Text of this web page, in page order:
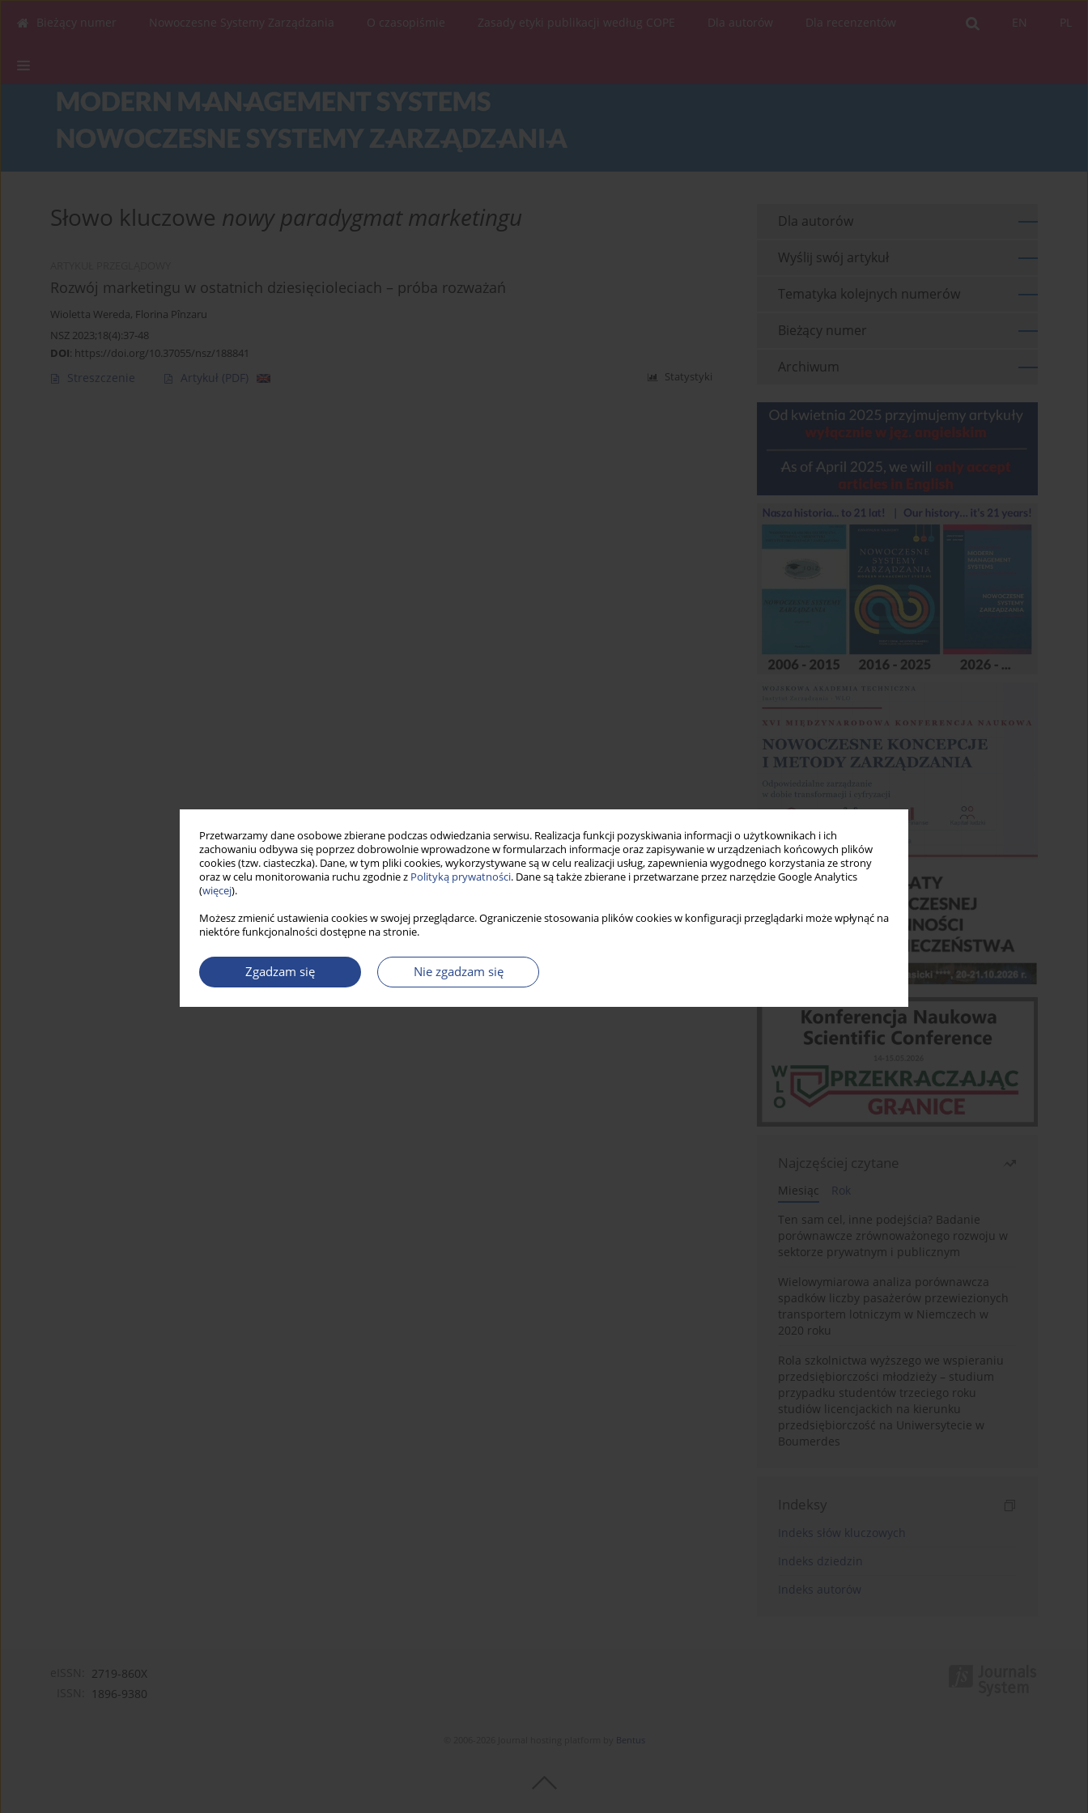
Przetwarzamy dane osobowe zbierane podczas odwiedzania serwisu. Realizacja funkcji pozyskiwania informacji o użytkownikach i ich
zachowaniu odbywa się poprzez dobrowolnie wprowadzone w formularzach informacje oraz zapisywanie w urządzeniach końcowych plików
cookies (tzw. ciasteczka). Dane, w tym pliki cookies, wykorzystywane są w celu realizacji usług, zapewnienia wygodnego korzystania ze strony
oraz w celu monitorowania ruchu zgodnie z Polityką prywatności. Dane są także zbierane i przetwarzane przez narzędzie Google Analytics
(więcej).
Możesz zmienić ustawienia cookies w swojej przeglądarce. Ograniczenie stosowania plików cookies w konfiguracji przeglądarki może wpłynąć na
niektóre funkcjonalności dostępne na stronie.
Zgadzam się Nie zgadzam się
PL
EN
Bieżący numer Nowoczesne Systemy Zarządzania O czasopiśmie Zasady etyki publikacji według COPE Dla autorów Dla recenzentów
Słowo kluczowe nowy paradygmat marketingu
Rozwój marketingu w ostatnich dziesięcioleciach – próba rozważań
Wioletta Wereda, Florina Pînzaru
NSZ 2023;18(4):37-48
DOI: https://doi.org/10.37055/nsz/188841
Streszczenie Artykuł (PDF) Statystyki
Dla autorów
Wyślij swój artykuł
Tematyka kolejnych numerów
Bieżący numer
Archiwum
Najczęściej czytane
Miesiąc
Rok
Ten sam cel, inne podejścia? Badanie
porównawcze zrównoważonego rozwoju w
sektorze prywatnym i publicznym
Wielowymiarowa analiza porównawcza
spadków liczby pasażerów przewiezionych
transportem lotniczym w Niemczech w
2020 roku
Rola szkolnictwa wyższego we wspieraniu
przedsiębiorczości młodzieży – studium
przypadku studentów trzeciego roku
studiów licencjackich na kierunku
przedsiębiorczość na Uniwersytecie w
Boumerdes
Indeksy
Indeks słów kluczowych
Indeks dziedzin
Indeks autorów
2719-860X
1896-9380
Bentus